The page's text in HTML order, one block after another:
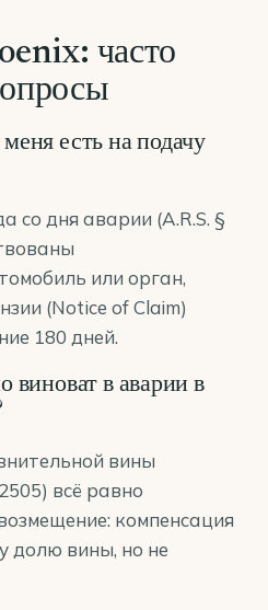
часто
есть на подачу
со дня аварии (A.R.S. §
или орган,
(Notice of Claim)
180 дней.
виноват в аварии в
вины
всё равно
компенсация
долю вины, но не